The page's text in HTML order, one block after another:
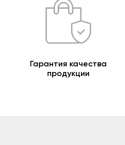
Гарантия качества
продукции